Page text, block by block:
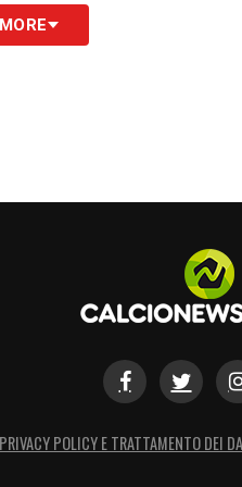
PRIVACY POLICY E TRATTAMENTO DEI